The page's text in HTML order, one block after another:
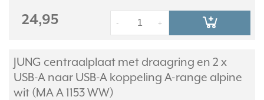
24,95 +
-
JUNG centraalplaat met draagring en 2 x
USB-A naar USB-A koppeling A-range alpine
wit (MA A 1153 WW)